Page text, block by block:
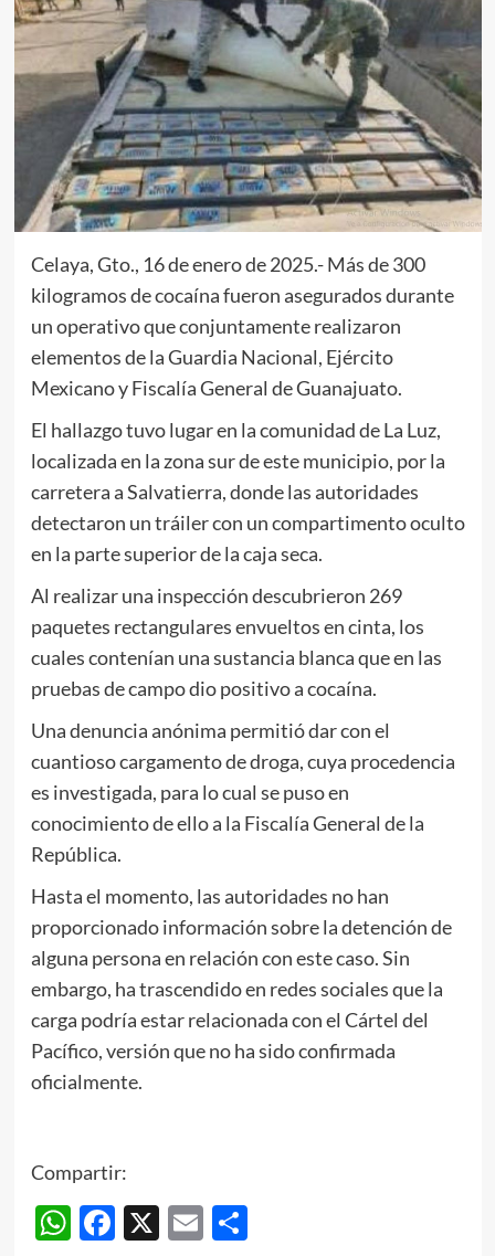
Celaya, Gto., 16 de enero de 2025.- Más de 300
kilogramos de cocaína fueron asegurados durante
un operativo que conjuntamente realizaron
elementos de la Guardia Nacional, Ejército
Mexicano y Fiscalía General de Guanajuato.
El hallazgo tuvo lugar en la comunidad de La Luz,
localizada en la zona sur de este municipio, por la
carretera a Salvatierra, donde las autoridades
detectaron un tráiler con un compartimento oculto
en la parte superior de la caja seca.
Al realizar una inspección descubrieron 269
paquetes rectangulares envueltos en cinta, los
cuales contenían una sustancia blanca que en las
pruebas de campo dio positivo a cocaína.
Una denuncia anónima permitió dar con el
cuantioso cargamento de droga, cuya procedencia
es investigada, para lo cual se puso en
conocimiento de ello a la Fiscalía General de la
República.
Hasta el momento, las autoridades no han
proporcionado información sobre la detención de
alguna persona en relación con este caso. Sin
embargo, ha trascendido en redes sociales que la
carga podría estar relacionada con el Cártel del
Pacífico, versión que no ha sido confirmada
oficialmente.
Compartir:
WhatsApp
Facebook
X EmailCompartir